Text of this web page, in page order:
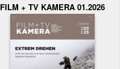
FILM + TV KAMERA 01.2026